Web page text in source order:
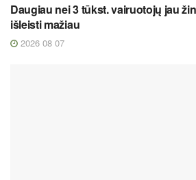
Daugiau nei 3 tūkst. vairuotojų jau
išleisti mažiau
2026 08 07